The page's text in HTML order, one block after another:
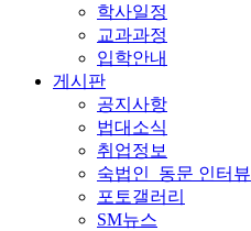
학사일정
교과과정
입학안내
게시판
공지사항
법대소식
취업정보
숙법인_동문 인터뷰
포토갤러리
SM뉴스